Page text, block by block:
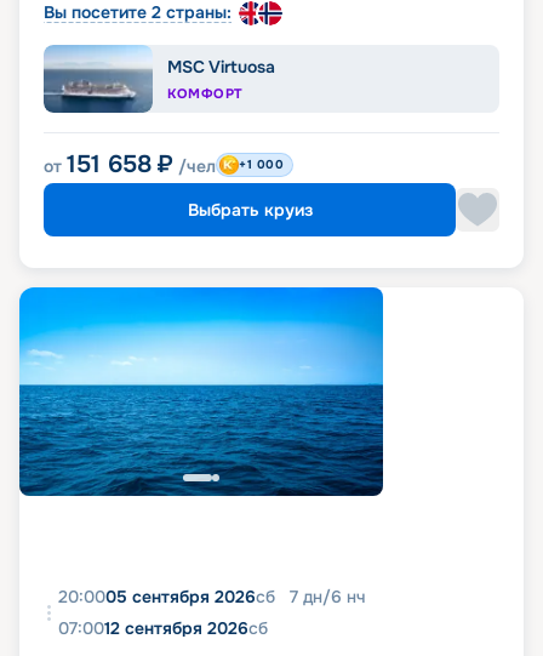
Вы посетите 2 страны:
MSC Virtuosa
КОМФОРТ
от 151 658 ₽ /чел +1 000
Выбрать круиз
20:0005 сентября 2026сб 7 дн/6 нч
07:0012 сентября 2026сб